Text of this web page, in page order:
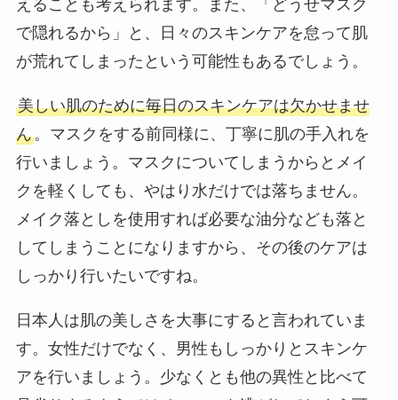
えることも考えられます。また、「どうせマスク
で隠れるから」と、日々のスキンケアを怠って肌
が荒れてしまったという可能性もあるでしょう。
美しい肌のために毎日のスキンケアは欠かせませ
ん。マスクをする前同様に、丁寧に肌の手入れを
行いましょう。マスクについてしまうからとメイ
クを軽くしても、やはり水だけでは落ちません。
メイク落としを使用すれば必要な油分なども落と
してしまうことになりますから、その後のケアは
しっかり行いたいですね。
日本人は肌の美しさを大事にすると言われていま
す。女性だけでなく、男性もしっかりとスキンケ
アを行いましょう。少なくとも他の異性と比べて